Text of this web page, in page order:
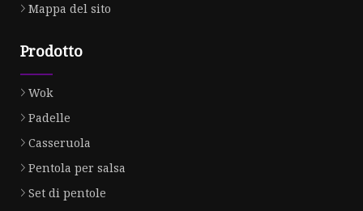
Mappa del sito
Prodotto
Wok
Padelle
Casseruola
Pentola per salsa
Set di pentole